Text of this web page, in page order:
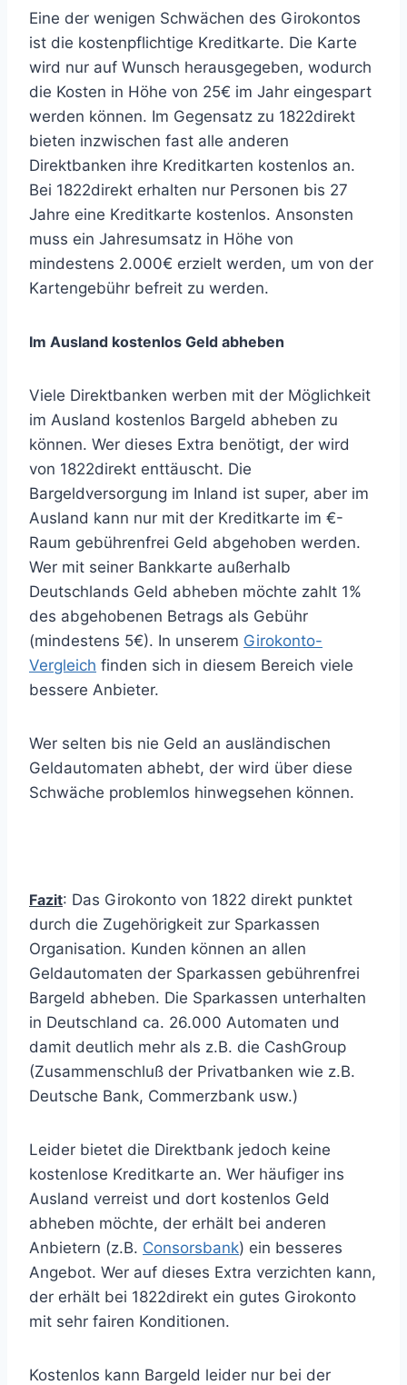
Eine der wenigen Schwächen des Girokontos
ist die kostenpflichtige Kreditkarte. Die Karte
wird nur auf Wunsch herausgegeben, wodurch
die Kosten in Höhe von 25€ im Jahr eingespart
werden können. Im Gegensatz zu 1822direkt
bieten inzwischen fast alle anderen
Direktbanken ihre Kreditkarten kostenlos an.
Bei 1822direkt erhalten nur Personen bis 27
Jahre eine Kreditkarte kostenlos. Ansonsten
muss ein Jahresumsatz in Höhe von
mindestens 2.000€ erzielt werden, um von der
Kartengebühr befreit zu werden.
Im Ausland kostenlos Geld abheben
Viele Direktbanken werben mit der Möglichkeit
im Ausland kostenlos Bargeld abheben zu
können. Wer dieses Extra benötigt, der wird
von 1822direkt enttäuscht. Die
Bargeldversorgung im Inland ist super, aber im
Ausland kann nur mit der Kreditkarte im €-
Raum gebührenfrei Geld abgehoben werden.
Wer mit seiner Bankkarte außerhalb
Deutschlands Geld abheben möchte zahlt 1%
des abgehobenen Betrags als Gebühr
(mindestens 5€). In unserem Girokonto-
Vergleich finden sich in diesem Bereich viele
bessere Anbieter.
Wer selten bis nie Geld an ausländischen
Geldautomaten abhebt, der wird über diese
Schwäche problemlos hinwegsehen können.
Fazit: Das Girokonto von 1822 direkt punktet
durch die Zugehörigkeit zur Sparkassen
Organisation. Kunden können an allen
Geldautomaten der Sparkassen gebührenfrei
Bargeld abheben. Die Sparkassen unterhalten
in Deutschland ca. 26.000 Automaten und
damit deutlich mehr als z.B. die CashGroup
(Zusammenschluß der Privatbanken wie z.B.
Deutsche Bank, Commerzbank usw.)
Leider bietet die Direktbank jedoch keine
kostenlose Kreditkarte an. Wer häufiger ins
Ausland verreist und dort kostenlos Geld
abheben möchte, der erhält bei anderen
Anbietern (z.B. Consorsbank) ein besseres
Angebot. Wer auf dieses Extra verzichten kann,
der erhält bei 1822direkt ein gutes Girokonto
mit sehr fairen Konditionen.
Kostenlos kann Bargeld leider nur bei der